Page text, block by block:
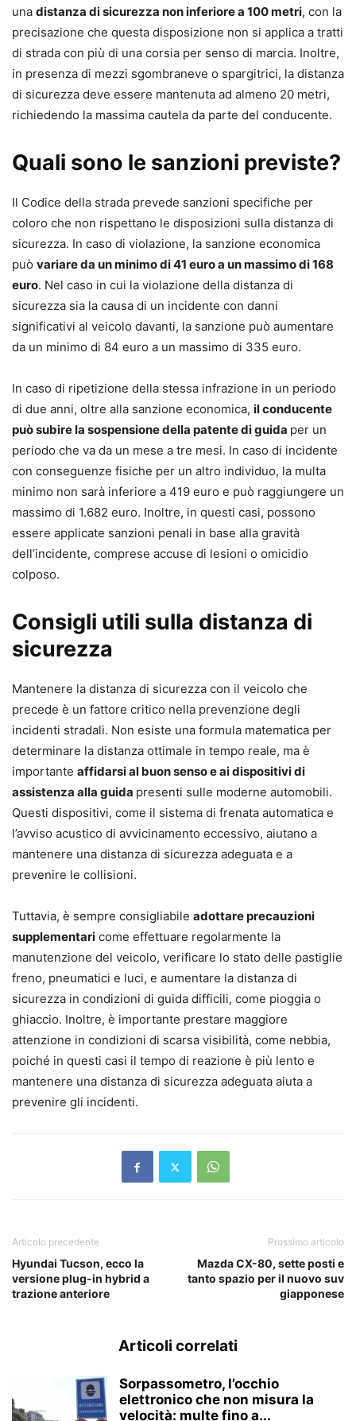
una distanza di sicurezza non inferiore a 100 metri, con la
precisazione che questa disposizione non si applica a tratti
di strada con più di una corsia per senso di marcia. Inoltre,
in presenza di mezzi sgombraneve o spargitrici, la distanza
di sicurezza deve essere mantenuta ad almeno 20 metri,
richiedendo la massima cautela da parte del conducente.
Quali sono le sanzioni previste?
Il Codice della strada prevede sanzioni specifiche per
coloro che non rispettano le disposizioni sulla distanza di
sicurezza. In caso di violazione, la sanzione economica
può variare da un minimo di 41 euro a un massimo di 168
euro. Nel caso in cui la violazione della distanza di
sicurezza sia la causa di un incidente con danni
significativi al veicolo davanti, la sanzione può aumentare
da un minimo di 84 euro a un massimo di 335 euro.
In caso di ripetizione della stessa infrazione in un periodo
di due anni, oltre alla sanzione economica, il conducente
può subire la sospensione della patente di guida per un
periodo che va da un mese a tre mesi. In caso di incidente
con conseguenze fisiche per un altro individuo, la multa
minimo non sarà inferiore a 419 euro e può raggiungere un
massimo di 1.682 euro. Inoltre, in questi casi, possono
essere applicate sanzioni penali in base alla gravità
dell’incidente, comprese accuse di lesioni o omicidio
colposo.
Consigli utili sulla distanza di
sicurezza
Mantenere la distanza di sicurezza con il veicolo che
precede è un fattore critico nella prevenzione degli
incidenti stradali. Non esiste una formula matematica per
determinare la distanza ottimale in tempo reale, ma è
importante affidarsi al buon senso e ai dispositivi di
assistenza alla guida presenti sulle moderne automobili.
Questi dispositivi, come il sistema di frenata automatica e
l’avviso acustico di avvicinamento eccessivo, aiutano a
mantenere una distanza di sicurezza adeguata e a
prevenire le collisioni.
Tuttavia, è sempre consigliabile adottare precauzioni
supplementari come effettuare regolarmente la
manutenzione del veicolo, verificare lo stato delle pastiglie
freno, pneumatici e luci, e aumentare la distanza di
sicurezza in condizioni di guida difficili, come pioggia o
ghiaccio. Inoltre, è importante prestare maggiore
attenzione in condizioni di scarsa visibilità, come nebbia,
poiché in questi casi il tempo di reazione è più lento e
mantenere una distanza di sicurezza adeguata aiuta a
prevenire gli incidenti.
Articolo precedente
Hyundai Tucson, ecco la
versione plug-in hybrid a
trazione anteriore
Prossimo articolo
Mazda CX-80, sette posti e
tanto spazio per il nuovo suv
giapponese
Articoli correlati
Sorpassometro, l’occhio
elettronico che non misura la
velocità: multe fino a...